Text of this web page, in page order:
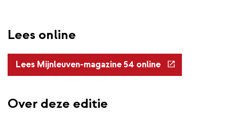
Lees online
Lees Mijnleuven-magazine 54 online(externe
link)
Over deze editie